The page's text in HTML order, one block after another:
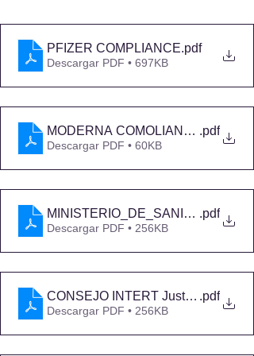
PFIZER COMPLIANCE.pdf
Descargar PDF • 697KB
MODERNA COMOLIANCE.pdf
Descargar PDF • 60KB
.pdf
Descargar PDF • 256KB
CONSEJO INTERT .pdf
Descargar PDF • 256KB